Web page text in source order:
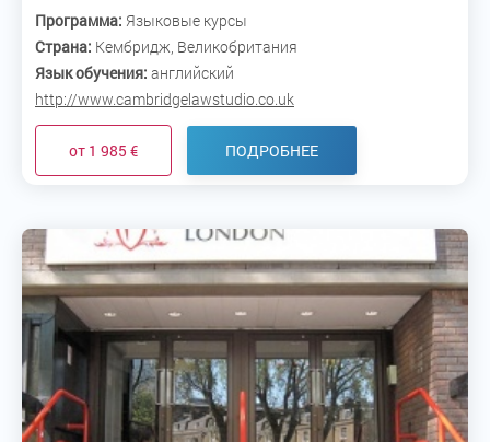
Программа: Языковые курсы
Страна: Кембридж, Великобритания
Язык обучения: английский
http://www.cambridgelawstudio.co.uk
от 1 985 € ПОДРОБНЕЕ